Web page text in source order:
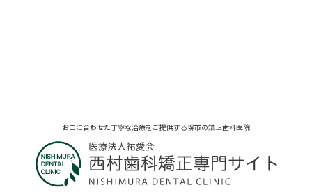
お口に合わせた丁寧な治療をご提供する堺市の矯正歯科医院